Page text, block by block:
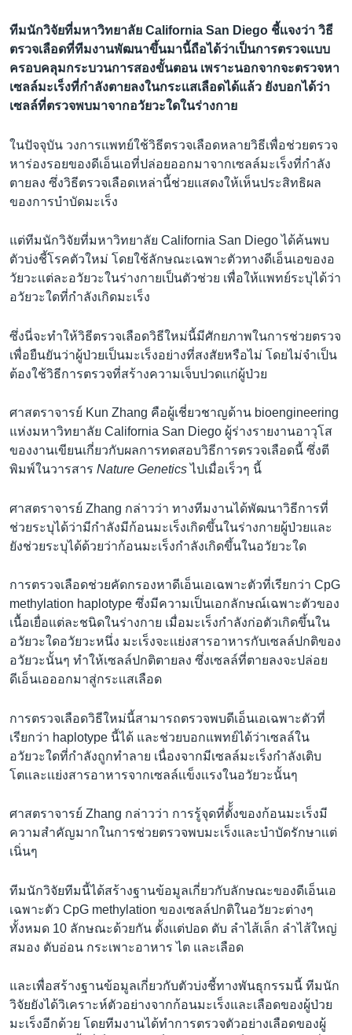
ทีมนักวิจัยที่มหาวิทยาลัย California San Diego ชี้เเจงว่า วิธี
ตรวจเลือดที่ทีมงานพัฒนาขึ้นมานี้ถือได้ว่าเป็นการตรวจแบบ
ครอบคลุมกระบวนการสองขั้นตอน เพราะนอกจากจะตรวจหา
เซลล์มะเร็งที่กำลังตายลงในกระเเสเลือดได้แล้ว ยังบอกได้ว่า
เซลล์ที่ตรวจพบมาจากอวัยวะใดในร่างกาย
ในปัจจุบัน วงการเเพทย์ใช้วิธีตรวจเลือดหลายวิธีเพื่อช่วยตรวจ
หาร่องรอยของดีเอ็นเอที่ปล่อยออกมาจากเซลล์มะเร็งที่กำลัง
ตายลง ซึ่งวิธีตรวจเลือดเหล่านี้ช่วยเเสดงให้เห็นประสิทธิผล
ของการบำบัดมะเร็ง
แต่ทีมนักวิจัยที่มหาวิทยาลัย California San Diego ได้ค้นพบ
ตัวบ่งชี้โรคตัวใหม่ โดยใช้ลักษณะเฉพาะตัวทางดีเอ็นเอของอ
วัยวะเเต่ละอวัยวะในร่างกายเป็นตัวช่วย เพื่อให้เเพทย์ระบุได้ว่า
อวัยวะใดที่กำลังเกิดมะเร็ง
ซึ่งนี่จะทำให้วิธีตรวจเลือดวิธีใหม่นี้มีศักยภาพในการช่วยตรวจ
เพื่อยืนยันว่าผู้ป่วยเป็นมะเร็งอย่างที่สงสัยหรือไม่ โดยไม่จำเป็น
ต้องใช้วิธีการตรวจที่สร้างความเจ็บปวดเเก่ผู้ป่วย
ศาสตราจารย์ Kun Zhang คือผู้เชี่ยวชาญด้าน bioengineering
แห่งมหาวิทยาลัย California San Diego ผู้ร่างรายงานอาวุโส
ของงานเขียนเกี่ยวกับผลการทดสอบวิธีการตรวจเลือดนี้ ซึ่งตี
พิมพ์ในวารสาร Nature Geneticsไปเมื่อเร็วๆ นี้
ศาสตราจารย์ Zhang กล่าวว่า ทางทีมงานได้พัฒนาวิธีการที่
ช่วยระบุได้ว่ามีกำลังมีก้อนมะเร็งเกิดขึ้นในร่างกายผู้ป่วยและ
ยังช่วยระบุได้ด้วยว่าก้อนมะเร็งกำลังเกิดขึ้นในอวัยวะใด
การตรวจเลือดช่วยคัดกรองหาดีเอ็นเอเฉพาะตัวที่เรียกว่า CpG
methylation haplotype ซึ่งมีความเป็นเอกลักษณ์เฉพาะตัวของ
เนื้อเยื่อแต่ละชนิดในร่างกาย เมื่อมะเร็งกำลังก่อตัวเกิดขึ้นใน
อวัยวะใดอวัยวะหนึ่ง มะเร็งจะเเย่งสารอาหารกับเซลล์ปกติของ
อวัยวะนั้นๆ ทำให้เซลล์ปกติตายลง ซึ่งเซลล์ที่ตายลงจะปล่อย
ดีเอ็นเอออกมาสู่กระเเสเลือด
การตรวจเลือดวิธีใหม่นี้สามารถตรวจพบดีเอ็นเอเฉพาะตัวที่
เรียกว่า haplotype นี้ได้ และช่วยบอกแพทย์ได้ว่าเซลล์ใน
อวัยวะใดที่กำลังถูกทำลาย เนื่องจากมีเซลล์มะเร็งกำลังเติบ
โตเเละเเย่งสารอาหารจากเซลล์เเข็งเเรงในอวัยวะนั้นๆ
ศาสตราจารย์ Zhang กล่าวว่า การรู้จุดที่ตั้้งของก้อนมะเร็งมี
ความสำคัญมากในการช่วยตรวจพบมะเร็งและบำบัดรักษาเเต่
เนิ่นๆ
ทีมนักวิจัยทีมนี้ได้สร้างฐานข้อมูลเกี่ยวกับลักษณะของดีเอ็นเอ
เฉพาะตัว CpG methylation ของเซลล์ปกติในอวัยวะต่างๆ
ทั้งหมด 10 ลักษณะด้วยกัน ตั้งเเต่ปอด ตับ ลำไส้เล็ก ลำไส้ใหญ่
สมอง ตับอ่อน กระเพาะอาหาร ไต และเลือด
และเพื่อสร้างฐานข้อมูลเกี่ยวกับตัวบ่งชี้ทางพันธุกรรมนี้ ทีมนัก
วิจัยยังได้วิเคราะห์ตัวอย่างจากก้อนมะเร็งและเลือดของผู้ป่วย
มะเร็งอีกด้วย โดยทีมงานได้ทำการตรวจตัวอย่างเลือดของผู้